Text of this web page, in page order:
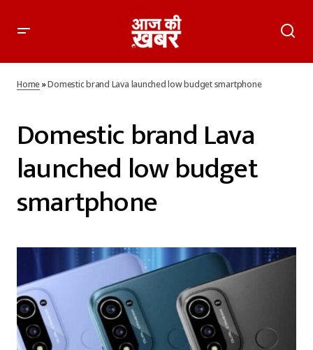
Home»Domestic brand Lava launched low budget smartphone
Domestic brand Lava
launched low budget
smartphone